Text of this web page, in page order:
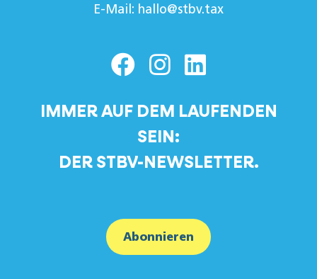
E-Mail: hallo@stbv.tax
IMMER AUF DEM LAUFENDEN
SEIN:
DER STBV-NEWSLETTER.
Abonnieren